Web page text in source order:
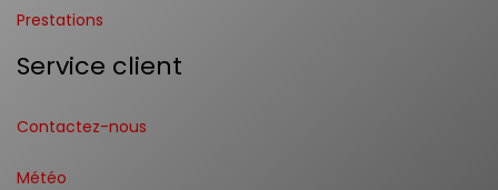
Prestations
Service client
Contactez-nous
Météo